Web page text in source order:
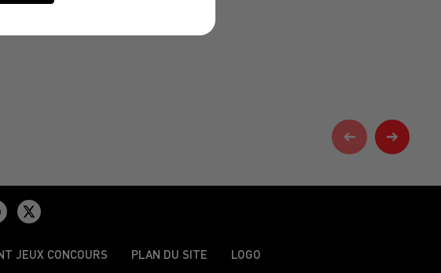
JEUX CONCOURS PLAN DU SITE LOGO